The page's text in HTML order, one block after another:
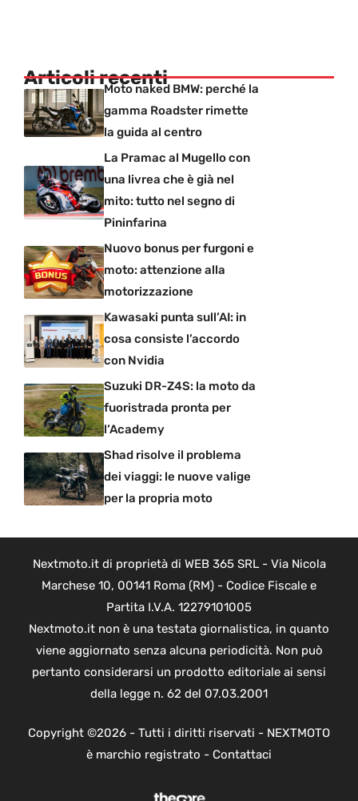
Articoli recentiMoto naked BMW: perché la
gamma Roadster rimette
la guida al centro
La Pramac al Mugello con
una livrea che è già nel
mito: tutto nel segno di
Pininfarina
Nuovo bonus per furgoni e
moto: attenzione alla
motorizzazione
Kawasaki punta sull’AI: in
cosa consiste l’accordo
con Nvidia
Suzuki DR-Z4S: la moto da
fuoristrada pronta per
l’Academy
Shad risolve il problema
dei viaggi: le nuove valige
per la propria moto
Nextmoto.it di proprietà di WEB 365 SRL - Via Nicola
Marchese 10, 00141 Roma (RM) - Codice Fiscale e
Partita I.V.A. 12279101005
Nextmoto.it non è una testata giornalistica, in quanto
viene aggiornato senza alcuna periodicità. Non può
pertanto considerarsi un prodotto editoriale ai sensi
della legge n. 62 del 07.03.2001
Copyright ©2026 - Tutti i diritti riservati - NEXTMOTO
è marchio registrato - Contattaci